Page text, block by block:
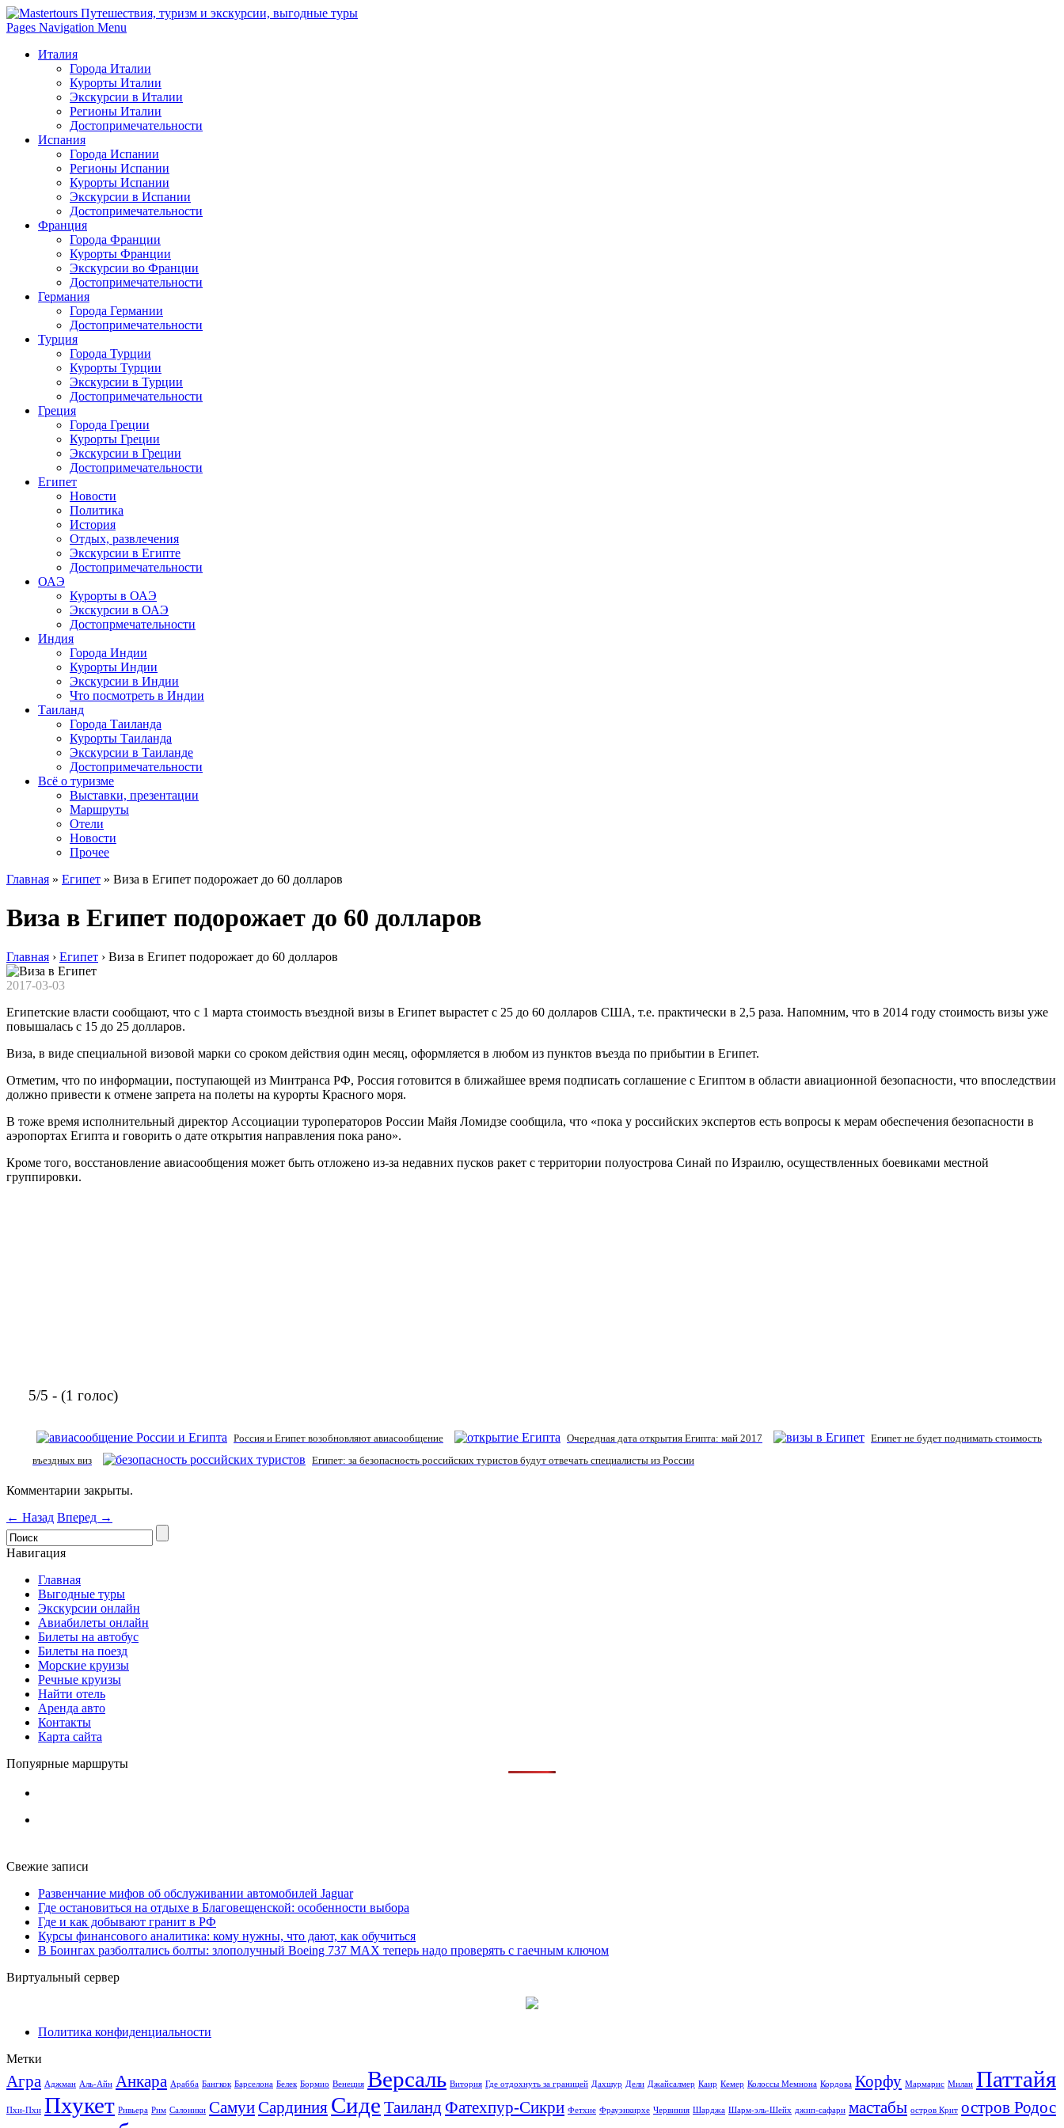
Pages Navigation Menu
Италия
Города Италии
Курорты Италии
Экскурсии в Италии
Регионы Италии
Достопримечательности
Испания
Города Испании
Регионы Испании
Курорты Испании
Экскурсии в Испании
Достопримечательности
Франция
Города Франции
Курорты Франции
Экскурсии во Франции
Достопримечательности
Германия
Города Германии
Достопримечательности
Турция
Города Турции
Курорты Турции
Экскурсии в Турции
Достопримечательности
Греция
Города Греции
Курорты Греции
Экскурсии в Греции
Достопримечательности
Египет
Новости
Политика
История
Отдых, развлечения
Экскурсии в Египте
Достопримечательности
ОАЭ
Курорты в ОАЭ
Экскурсии в ОАЭ
Достопрмечательности
Индия
Города Индии
Курорты Индии
Экскурсии в Индии
Что посмотреть в Индии
Таиланд
Города Таиланда
Курорты Таиланда
Экскурсии в Таиланде
Достопримечательности
Всё о туризме
Выставки, презентации
Маршруты
Отели
Новости
Прочее
Главная » Египет » Виза в Египет подорожает до 60 долларов
Виза в Египет подорожает до 60 долларов
Главная › Египет › Виза в Египет подорожает до 60 долларов
2017-03-03
Египетские власти сообщают, что с 1 марта стоимость въездной визы в Египет вырастет с 25 до 60 долларов США, т.е. практически в 2,5 раза. Напомним, что в 2014 году стоимость визы уже
повышалась с 15 до 25 долларов.
Виза, в виде специальной визовой марки со сроком действия один месяц, оформляется в любом из пунктов въезда по прибытии в Египет.
Отметим, что по информации, поступающей из Минтранса РФ, Россия готовится в ближайшее время подписать соглашение с Египтом в области авиационной безопасности, что впоследствии
должно привести к отмене запрета на полеты на курорты Красного моря.
В тоже время исполнительный директор Ассоциации туроператоров России Майя Ломидзе сообщила, что «пока у российских экспертов есть вопросы к мерам обеспечения безопасности в
аэропортах Египта и говорить о дате открытия направления пока рано».
Кроме того, восстановление авиасообщения может быть отложено из-за недавних пусков ракет с территории полуострова Синай по Израилю, осуществленных боевиками местной
группировки.
5/5 - (1 голос)
Россия и Египет возобновляют авиасообщение Очередная дата открытия Египта: май 2017
Египет не будет поднимать стоимость
въездных виз
Египет: за безопасность российских туристов будут отвечать специалисты из России
Комментарии закрыты.
← Назад Вперед →
Навигация
Главная
Выгодные туры
Экскурсии онлайн
Авиабилеты онлайн
Билеты на автобус
Билеты на поезд
Морские круизы
Речные круизы
Найти отель
Аренда авто
Контакты
Карта сайта
Попуярные маршруты
Свежие записи
Развенчание мифов об обслуживании автомобилей Jaguar
Где остановиться на отдыхе в Благовещенской: особенности выбора
Где и как добывают гранит в РФ
Курсы финансового аналитика: кому нужны, что дают, как обучиться
В Боингах разболтались болты: злополучный Boeing 737 MAX теперь надо проверять с гаечным ключом
Виртуальный сервер
Политика конфиденциальности
Метки
Агра Аджман Аль-Айн Анкара Арабба Бангкок Барселона Белек Бормио Венеция Версаль Витория Где отдохнуть за границей Дахшур Дели Джайсалмер Каир Кемер Колоссы Мемнона Кордова Корфу Мармарис Милан Паттайя
Пхи-Пхи Пхукет Ривьера Рим Салоники СамуиСардиния Сиде ТаиландФатехпур-Сикри Фетхие Фрауэнкирхе Червиния Шарджа Шарм-эль-Шейх джип-сафари мастабы остров Крит остров Родос